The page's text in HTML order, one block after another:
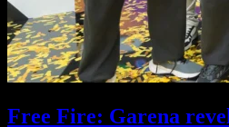
Free Fire: Garena